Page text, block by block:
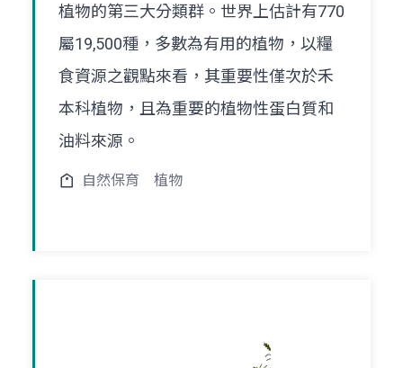
植物的第三大分類群。世界上估計有770
屬19,500種，多數為有用的植物，以糧
食資源之觀點來看，其重要性僅次於禾
本科植物，且為重要的植物性蛋白質和
油料來源。
自然保育 植物